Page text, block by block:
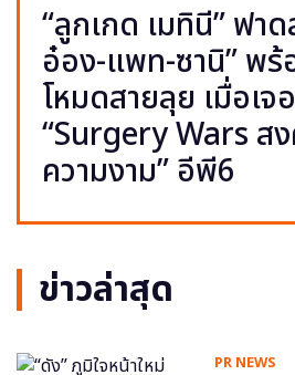
“ลูกเกด เมทินี” ฟาด
อ๋อง-แพท-ซานิ” พร้
โหมดสายลุย เมื่อเจ
“Surgery Wars ส
ความงาม” อีพี6
ข่าวล่าสุด
PR NEWS